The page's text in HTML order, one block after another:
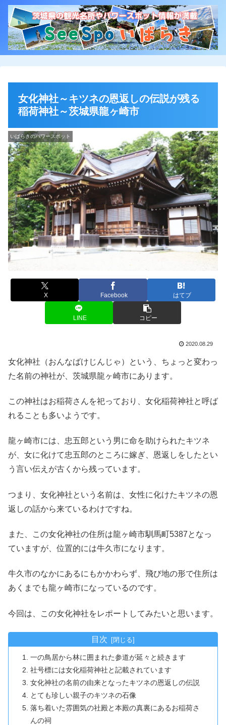
女化神社～キツネの恩返しの伝説が残る
稲荷神社～茨城県龍ヶ崎市
いばらきのパワースポット
X Facebook はてブ
LINE コピー
2020.08.29
女化神社（おんなばけじんじゃ）という、ちょっと変わっ
た名前の神社が、茨城県龍ヶ崎市にあります。
この神社はお稲荷さんを祀っており、女化稲荷神社と呼ば
れることも多いようです。
龍ヶ崎市には、忠五郎という男に命を助けられたキツネ
が、女に化けて忠五郎のところに嫁ぎ、恩返しをしたとい
う言い伝えが古くから残っています。
つまり、女化神社という名前は、女性に化けたキツネの恩
返しの話から来ているわけですね。
また、この女化神社の住所は龍ヶ崎市馴馬町5387となっ
ていますが、位置的には牛久市になります。
牛久市のなかにあるにもかかわらず、飛び地の形で住所は
あくまでも龍ヶ崎市になっているのです。
今回は、この女化神社をレポートしてみたいと思います。
目次
一の鳥居から林に囲まれた参道が延々と続きます
社号標には女化稲荷神社と記載されています
女化神社の名前の由来となったキツネの恩返しの伝説
とても珍しい親子のキツネの石像
落ち着いた雰囲気の社殿と本殿の真裏にあるお稲荷さ
んの祠